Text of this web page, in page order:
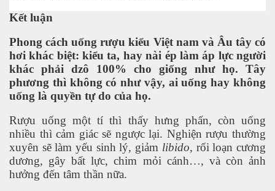
Kết luận
Phong cách uống rượu kiểu Việt nam và Âu tây có
hơi khác biệt: kiểu ta, hay nài ép làm áp lực người
khác phải dzô 100% cho giống như họ. Tây
phương thì không có như vậy, ai uống hay không
uống là quyền tự do của họ.
Rượu uống một tí thì thấy hưng phấn, còn uống
nhiều thì cảm giác sẽ ngược lại. Nghiện rượu thường
xuyên sẽ làm yếu sinh lý, giảm libido, rối loạn cương
dương, gây bất lực, chim mỏi cánh…, và còn ảnh
hưởng đến tâm thần nữa.
- Biên Hòa